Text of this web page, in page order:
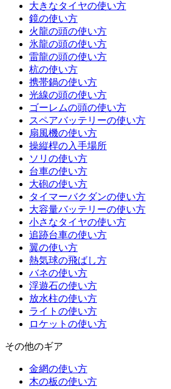
大きなタイヤの使い方
鏡の使い方
火龍の頭の使い方
氷龍の頭の使い方
雷龍の頭の使い方
杭の使い方
携帯鍋の使い方
光線の頭の使い方
ゴーレムの頭の使い方
スペアバッテリーの使い方
扇風機の使い方
操縦桿の入手場所
ソリの使い方
台車の使い方
大砲の使い方
タイマーバクダンの使い方
大容量バッテリーの使い方
小さなタイヤの使い方
追跡台車の使い方
翼の使い方
熱気球の飛ばし方
バネの使い方
浮遊石の使い方
放水柱の使い方
ライトの使い方
ロケットの使い方
その他のギア
金網の使い方
木の板の使い方